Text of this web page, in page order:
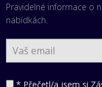
Pravidelné informace o
nabídkách.
* Přečetl/a jsem si